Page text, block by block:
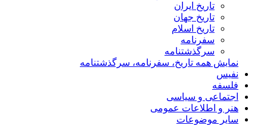
تاریخ ایران
تاریخ جهان
تاریخ اسلام
سفرنامه
سرگذشتنامه
نمایش همه تاریخ، سفرنامه، سرگذشتنامه
نفیس
فلسفه
اجتماعی و سیاسی
هنر و اطلاعات عمومی
سایر موضوعات